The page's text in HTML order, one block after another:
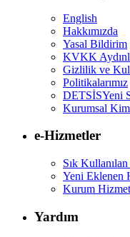
English
Hakkımızda
Yasal Bildirim
KVKK
Gizlilik ve
Politikalarımız
DETSİSYeni
Kurumsal
e-Hizmetler
Sık
Yeni Eklenen
Kurum
Yardım